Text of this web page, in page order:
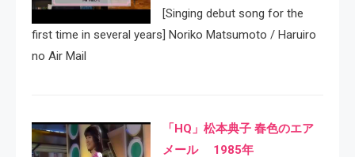
[Singing debut song for the
first time in several years] Noriko Matsumoto / Haruiro
no Air Mail
「HQ」松本典子 春色のエア
メール 1985年